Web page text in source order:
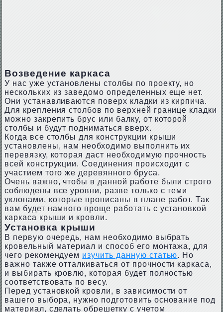
Возведение каркаса
У нас уже установлены столбы по проекту, но
нескольких из заведомо определенных еще нет.
Они устанавливаются поверх кладки из кирпича.
Для крепления столбов по верхней границе кладки
можно закрепить брус или балку, от которой
столбы и будут подниматься вверх.
Когда все столбы для конструкции крыши
установлены, нам необходимо выполнить их
перевязку, которая даст необходимую прочность
всей конструкции. Соединения происходит с
участием того же деревянного бруса.
Очень важно, чтобы в данной работе были строго
соблюдены все уровни, разве только с теми
уклонами, которые прописаны в плане работ. Так
вам будет намного проще работать с установкой
каркаса крыши и кровли.
Установка крыши
В первую очередь, нам необходимо выбрать
кровельный материал и способ его монтажа, для
чего рекомендуем изучить данную статью. Но
важно также отталкиваться от прочности каркаса,
и выбирать кровлю, которая будет полностью
соответствовать по весу.
Перед установкой кровли, в зависимости от
вашего выбора, нужно подготовить основание под
материал, сделать обрешетку с учетом